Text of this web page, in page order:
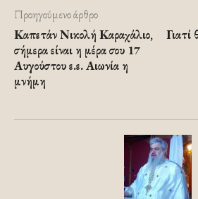
Προηγούμενο άρθρο
Καπετάν Νικολή Καραχάλιο,
σήμερα είναι η μέρα σου 17
Αυγούστου ε.ε. Αιωνία η
μνήμη
Γιατί